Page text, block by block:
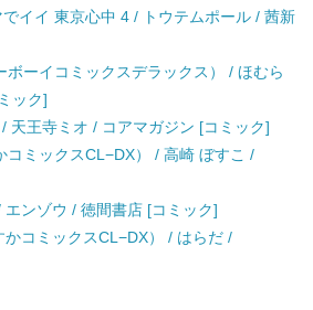
イイ 東京心中 4 / トウテムポール / 茜新
ーイコミックスデラックス） / ほむら
ック]
天王寺ミオ / コアマガジン [コミック]
コミックスCL−DX） / 高崎 ぼすこ /
ンゾウ / 徳間書店 [コミック]
コミックスCL−DX） / はらだ /